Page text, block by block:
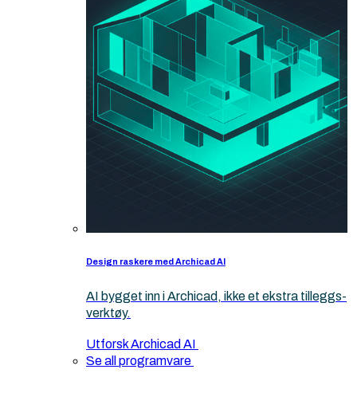
Design raskere med Archicad AI
AI bygget inn i Archicad, ikke et ekstra tilleggs-
verktøy.
Utforsk Archicad AI
Se all programvare